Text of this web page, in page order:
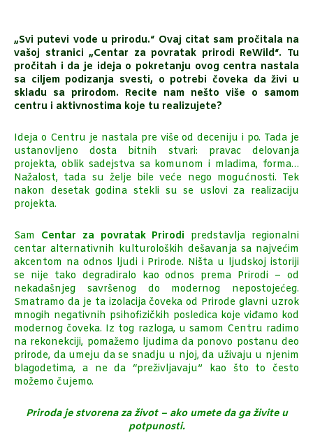
„Svi putevi vode u prirodu.“ Ovaj citat sam pročitala na
vašoj stranici „Centar za povratak prirodi ReWild“. Tu
pročitah i da je ideja o pokretanju ovog centra nastala
sa ciljem podizanja svesti, o potrebi čoveka da živi u
skladu sa prirodom. Recite nam nešto više o samom
centru i aktivnostima koje tu realizujete?
Ideja o Centru je nastala pre više od deceniju i po. Tada je
ustanovljeno dosta bitnih stvari: pravac delovanja
projekta, oblik sadejstva sa komunom i mladima, forma…
Nažalost, tada su želje bile veće nego mogućnosti. Tek
nakon desetak godina stekli su se uslovi za realizaciju
projekta.
Sam Centar za povratak Prirodi predstavlja regionalni
centar alternativnih kulturoloških dešavanja sa najvećim
akcentom na odnos ljudi i Prirode. Ništa u ljudskoj istoriji
se nije tako degradiralo kao odnos prema Prirodi – od
nekadašnjeg savršenog do modernog nepostojećeg.
Smatramo da je ta izolacija čoveka od Prirode glavni uzrok
mnogih negativnih psihofizičkih posledica koje viđamo kod
modernog čoveka. Iz tog razloga, u samom Centru radimo
na rekonekciji, pomažemo ljudima da ponovo postanu deo
prirode, da umeju da se snadju u njoj, da uživaju u njenim
blagodetima, a ne da “preživljavaju” kao što to često
možemo čujemo.
Priroda je stvorena za život – ako umete da ga živite u
potpunosti.